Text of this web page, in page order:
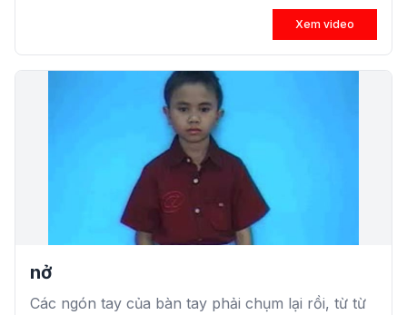
Xem video
nở
Các ngón tay của bàn tay phải chụm lại rồi, từ từ